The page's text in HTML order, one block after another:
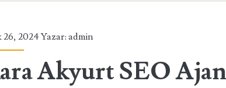
26, 2024 Yazar:admin
Akyurt SEO